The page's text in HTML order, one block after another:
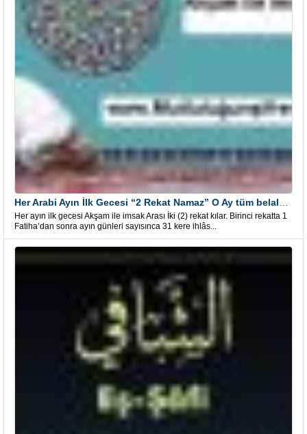
Her ayın ilk gecesi Akşam ile imsak Arası İki (2) rekat kılar. Birinci rekatta 1
Fatiha’dan sonra ayın günleri sayısınca 31 kere ihlâs...